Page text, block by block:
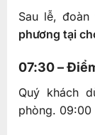
Sau lễ, đoàn
phương tại
07:30 –
Quý khách
phòng. 09:00